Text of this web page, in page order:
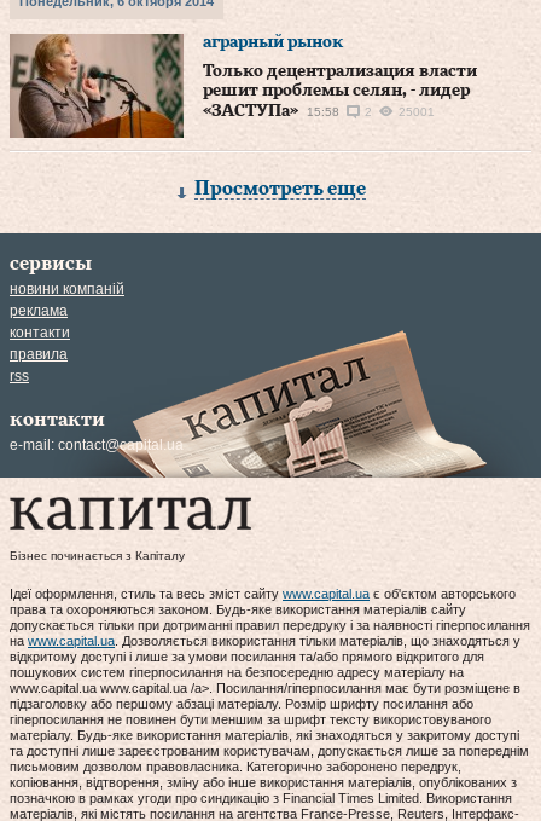
аграрный рынок
Только децентрализация власти
решит проблемы селян, - лидер
«ЗАСТУПа»
15:58 2 25001
Просмотреть еще
сервисы
новини компаній
реклама
контакти
правила
rss
контакти
e-mail: contact@capital.ua
Бізнес починається з Капіталу
Ідеї оформлення, стиль та весь зміст сайту www.capital.ua є об'єктом авторського
права та охороняються законом. Будь-яке використання матеріалів сайту
допускається тільки при дотриманні правил передруку і за наявності гіперпосилання
на www.capital.ua . Дозволяється використання тільки матеріалів, що знаходяться у
відкритому доступі і лише за умови посилання та/або прямого відкритого для
пошукових систем гіперпосилання на безпосередню адресу матеріалу на
www.capital.ua www.capital.ua /a>. Посилання/гіперпосилання має бути розміщене в
підзаголовку або першому абзаці матеріалу. Розмір шрифту посилання або
гіперпосилання не повинен бути меншим за шрифт тексту використовуваного
матеріалу. Будь-яке використання матеріалів, які знаходяться у закритому доступі
та доступні лише зареєстрованим користувачам, допускається лише за попереднім
письмовим дозволом правовласника. Категорично заборонено передрук,
копіювання, відтворення, зміну або інше використання матеріалів, опублікованих з
позначкою в рамках угоди про синдикацію з Financial Times Limited. Використання
матеріалів, які містять посилання на агентства France-Presse, Reuters, Інтерфакс-